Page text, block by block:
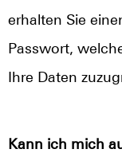
erhalten Sie
Passwort,
Ihre Daten
Kann ich mich